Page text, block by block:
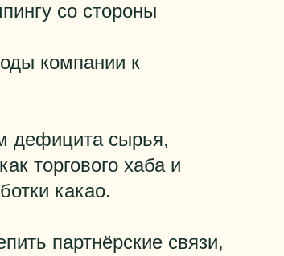
со стороны
компании к
дефицита сырья,
торгового хаба и
какао.
партнёрские связи,